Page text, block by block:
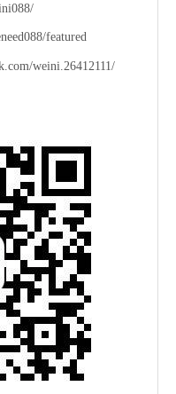
featured
weini.26412111/